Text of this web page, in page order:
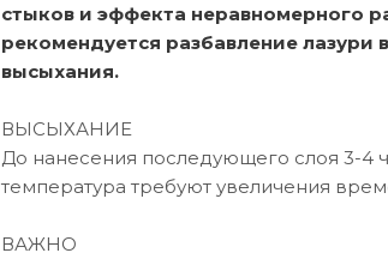
стыков и эффекта неравномерного
рекомендуется разбавление
высыхания.
ВЫСЫХАНИЕ
До нанесения последующего слоя 3-4
температура требуют увеличения
ВАЖНО